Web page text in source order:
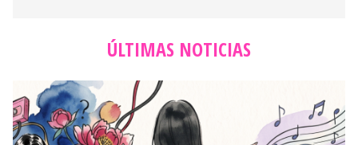
ÚLTIMAS NOTICIAS